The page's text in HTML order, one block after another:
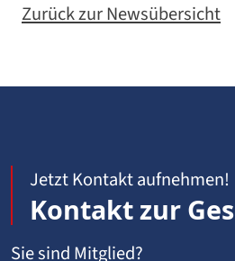
Zurück zur Newsübersicht
Jetzt Kontakt aufnehmen!
Kontakt zur
Sie sind Mitglied?